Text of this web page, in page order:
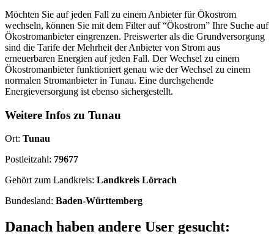
Möchten Sie auf jeden Fall zu einem Anbieter für Ökostrom
wechseln, können Sie mit dem Filter auf “Ökostrom” Ihre Suche auf
Ökostromanbieter eingrenzen. Preiswerter als die Grundversorgung
sind die Tarife der Mehrheit der Anbieter von Strom aus
erneuerbaren Energien auf jeden Fall. Der Wechsel zu einem
Ökostromanbieter funktioniert genau wie der Wechsel zu einem
normalen Stromanbieter in Tunau. Eine durchgehende
Energieversorgung ist ebenso sichergestellt.
Weitere Infos zu Tunau
Ort: Tunau
Postleitzahl: 79677
Gehört zum Landkreis: Landkreis Lörrach
Bundesland: Baden-Württemberg
Danach haben andere User gesucht: